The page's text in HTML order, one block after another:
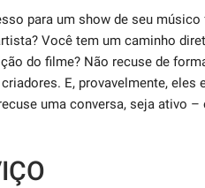
para um show de seu
Você tem um caminho
do filme? Não recuse de
E, provavelmente, eles
uma conversa, seja ativo